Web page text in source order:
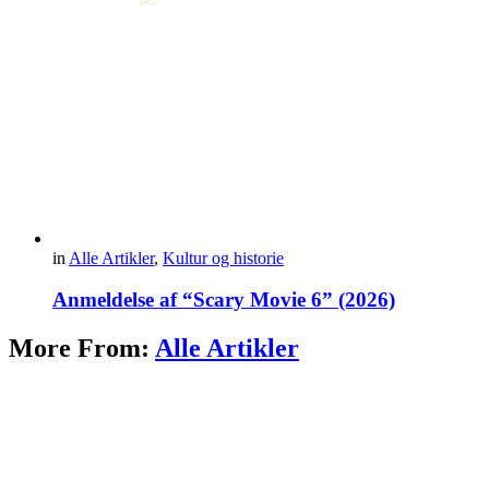
in Alle Artikler, Kultur og historie
Anmeldelse af “Scary Movie 6” (2026)
More From: Alle Artikler